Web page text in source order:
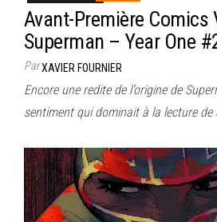
Avant-Première Comics
Superman – Year One
ParXAVIER FOURNIER
Encore une redite de l’origine de
sentiment qui dominait à la lecture de